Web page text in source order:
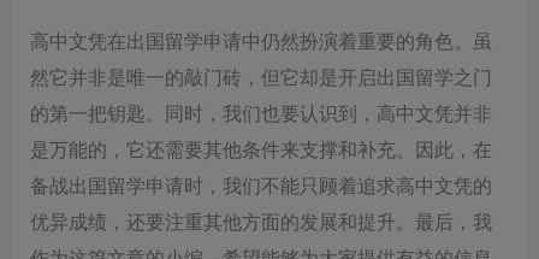
高中文凭在出国留学申请中仍然扮演着重要的角色。虽
然它并非是唯一的敲门砖，但它却是开启出国留学之门
的第一把钥匙。同时，我们也要认识到，高中文凭并非
是万能的，它还需要其他条件来支撑和补充。因此，在
备战出国留学申请时，我们不能只顾着追求高中文凭的
优异成绩，还要注重其他方面的发展和提升。最后，我